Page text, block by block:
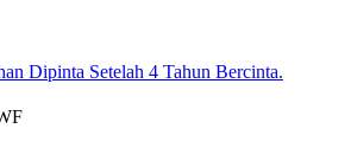
Dipinta Setelah 4 Tahun Bercinta.